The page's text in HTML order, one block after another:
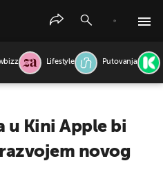
Lifestyle Putovanja
u Kini Apple bi
novog